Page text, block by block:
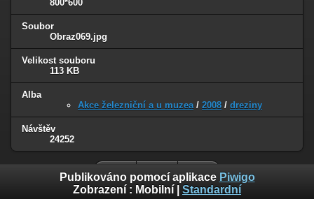
800*600
Soubor
Obraz069.jpg
Velikost souboru
113 KB
Alba
Akce železniční a u muzea/ 2008 / dreziny
Návštěv
24252
Publikováno pomocí aplikace Piwigo
Zobrazení : Mobilní Standardní